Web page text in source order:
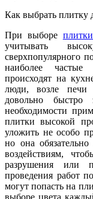
Как выбрать плитку
При выборе
учитывать
сверхпопулярного
наиболее
происходят на
люди, возле печи
довольно быстро
необходимости
плитки высокой
уложить не особо
но она
воздействиям,
разрушения или
проведения работ
могут попасть на
выборе цвета